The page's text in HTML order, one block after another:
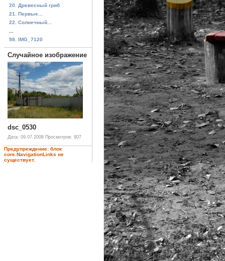
20. Древесный гриб
21. Первые...
22. Солнечный...
98. IMG_7120
Случайное изображение
dsc_0530
Дата: 09.07.2008 Просмотров: 907
Предупреждение: блок
core.NavigationLinks не
существует.